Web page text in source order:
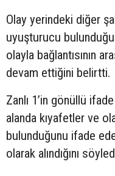
Olay yerindeki diğer
uyuşturucu
olayla bağlantısının
devam ettiğini belirtti.
Zanlı 1’in gönüllü
alanda kıyafetler ve
bulunduğunu ifade
olarak alındığını